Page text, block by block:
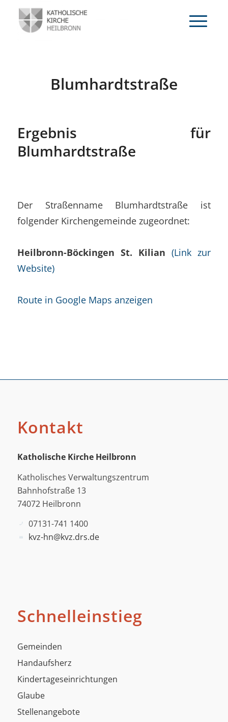
Blumhardtstraße
Ergebnis für
Blumhardtstraße
Der Straßenname Blumhardtstraße ist
folgender Kirchengemeinde zugeordnet:
Heilbronn-Böckingen St. Kilian(Link zur
Website)
Route in Google Maps anzeigen
Kontakt
Katholische Kirche Heilbronn
Katholisches Verwaltungszentrum
Bahnhofstraße 13
74072 Heilbronn
07131-741 1400
kvz-hn@kvz.drs.de
Schnelleinstieg
Gemeinden
Handaufsherz
Kindertageseinrichtungen
Glaube
Stellenangebote